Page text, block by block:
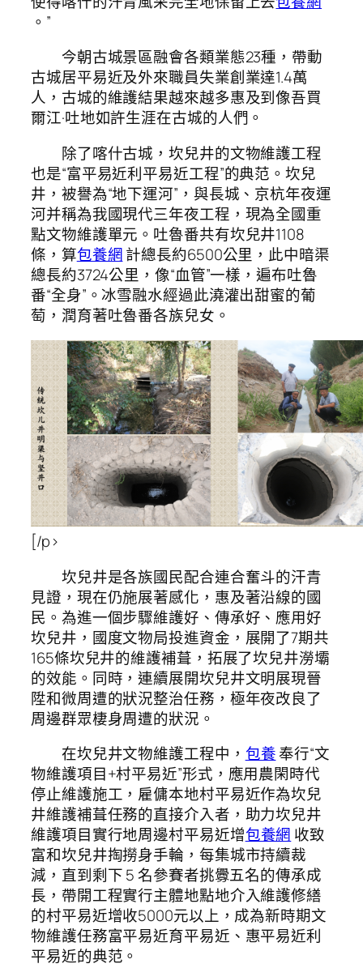
。”
今朝古城景區融會各類業態23種，帶動
古城居平易近及外來職員失業創業達1.4萬
人，古城的維護結果越來越多惠及到像吾買
爾江·吐地如許生涯在古城的人們。
除了喀什古城，坎兒井的文物維護工程
也是“富平易近利平易近工程”的典范。坎兒
井，被譽為“地下運河”，與長城、京杭年夜運
河并稱為我國現代三年夜工程，現為全國重
點文物維護單元。吐魯番共有坎兒井1108
條，算包養網計總長約6500公里，此中暗渠
總長約3724公里，像“血管”一樣，遍布吐魯
番“全身”。冰雪融水經過此澆灌出甜蜜的葡
萄，潤育著吐魯番各族兒女。
[/p>
坎兒井是各族國民配合連合奮斗的汗青
見證，現在仍施展著感化，惠及著沿線的國
民。為進一個步驟維護好、傳承好、應用好
坎兒井，國度文物局投進資金，展開了7期共
165條坎兒井的維護補葺，拓展了坎兒井澇壩
的效能。同時，連續展開坎兒井文明展現晉
陞和微周遭的狀況整治任務，極年夜改良了
周邊群眾棲身周遭的狀況。
在坎兒井文物維護工程中， 包養奉行“文
物維護項目+村平易近”形式，應用農閑時代
停止維護施工，雇傭本地村平易近作為坎兒
井維護補葺任務的直接介入者，助力坎兒井
維護項目實行地周邊村平易近增包養網 收致
富和坎兒井掏撈身手輪，每集城市持續裁
減，直到剩下 5 名參賽者挑釁五名的傳承成
長，帶開工程實行主體地點地介入維護修繕
的村平易近增收5000元以上，成為新時期文
物維護任務富平易近育平易近、惠平易近利
平易近的典范。